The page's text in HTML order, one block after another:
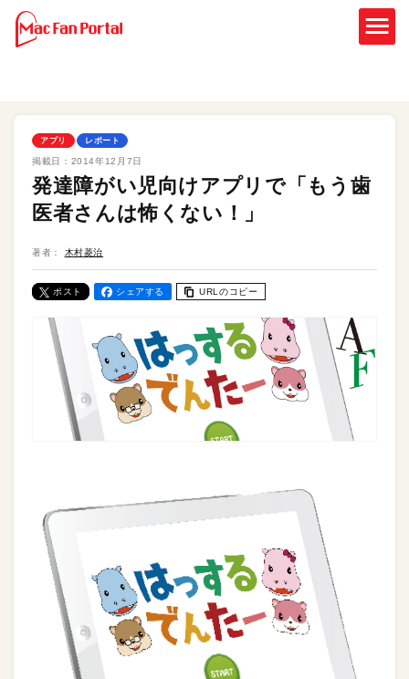
アプリ レポート
掲載日： 2014年12月7日
発達障がい児向けアプリで「もう歯
医者さんは怖くない！」
著者： 木村菱治
ポスト シェアする URLのコピー